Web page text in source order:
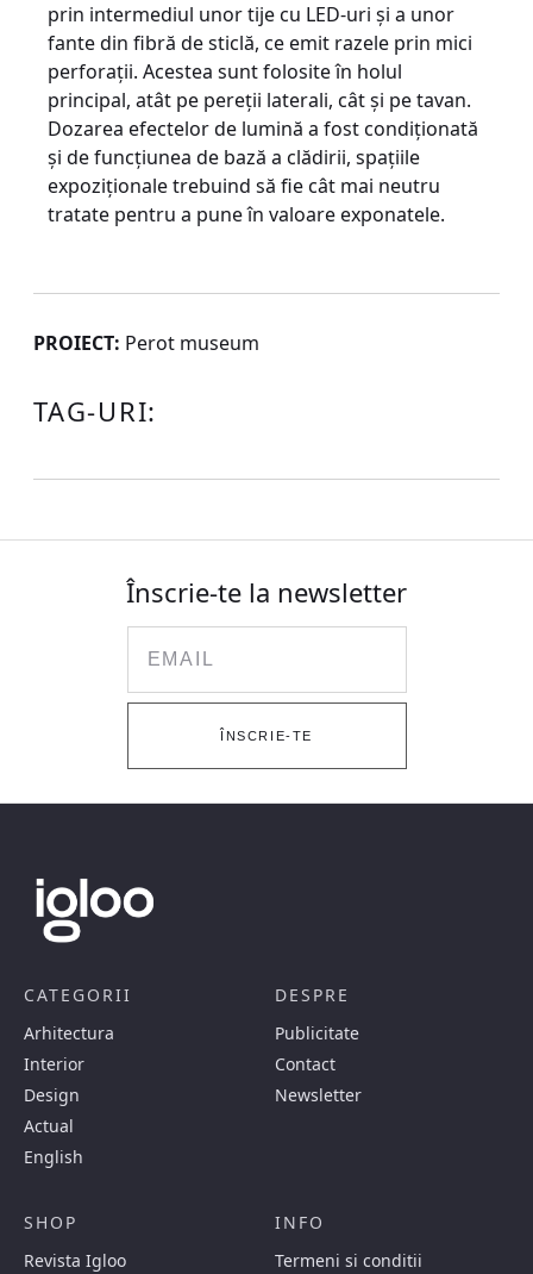
prin intermediul unor tije cu LED-uri şi a unor
fante din fibră de sticlă, ce emit razele prin mici
perforaţii. Acestea sunt folosite în holul
principal, atât pe pereţii laterali, cât şi pe tavan.
Dozarea efectelor de lumină a fost condiţionată
şi de funcţiunea de bază a clădirii, spaţiile
expoziţionale trebuind să fie cât mai neutru
tratate pentru a pune în valoare exponatele.
PROIECT: Perot museum
TAG-URI:
Înscrie-te la newsletter
ÎNSCRIE-TE
CATEGORII
Arhitectura
Interior
Design
Actual
English
DESPRE
Publicitate
Contact
Newsletter
SHOP
Revista Igloo
INFO
Termeni si conditii